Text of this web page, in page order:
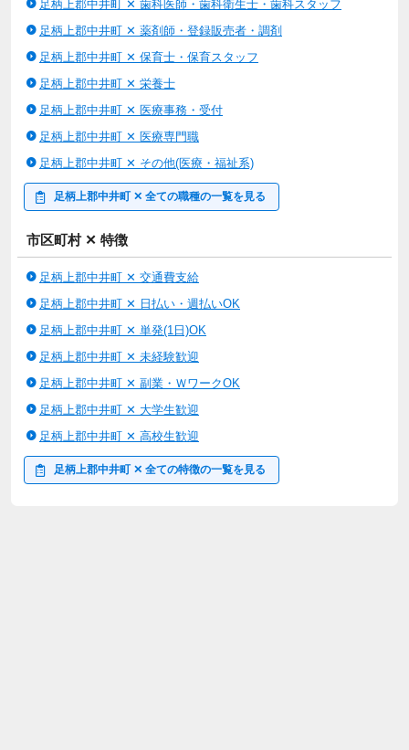
足柄上郡中井町 ✕ 歯科医師・歯科衛生士・歯科スタッフ
足柄上郡中井町 ✕ 薬剤師・登録販売者・調剤
足柄上郡中井町 ✕ 保育士・保育スタッフ
足柄上郡中井町 ✕ 栄養士
足柄上郡中井町 ✕ 医療事務・受付
足柄上郡中井町 ✕ 医療専門職
足柄上郡中井町 ✕ その他(医療・福祉系)
足柄上郡中井町 ✕ 全ての職種の一覧を見る
市区町村 ✕ 特徴
足柄上郡中井町 ✕ 交通費支給
足柄上郡中井町 ✕ 日払い・週払いOK
足柄上郡中井町 ✕ 単発(1日)OK
足柄上郡中井町 ✕ 未経験歓迎
足柄上郡中井町 ✕ 副業・ＷワークOK
足柄上郡中井町 ✕ 大学生歓迎
足柄上郡中井町 ✕ 高校生歓迎
足柄上郡中井町 ✕ 全ての特徴の一覧を見る